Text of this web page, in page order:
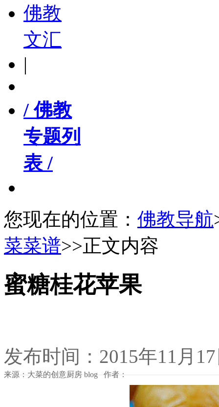
佛教
文汇
|
/ 佛教
专题列
表 /
您现在的位置： 佛教导航
菜菜谱>>正文内容
蜜糖桂花苹果
发布时间：2015年11月
来源：大菜的创意厨房 blog 作者：